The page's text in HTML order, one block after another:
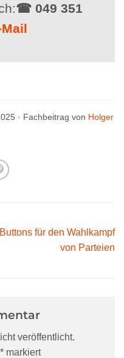
☎ 049 351
· Fachbeitrag von Holger
Buttons für den Wahlkampf
von Parteien
veröffentlicht.
* markiert